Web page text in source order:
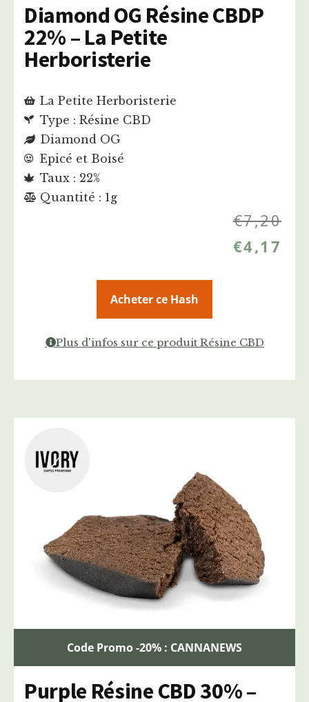
Diamond OG Résine CBDP
22% – La Petite
Herboristerie
La Petite Herboristerie
Type : Résine CBD
Diamond OG
Epicé et Boisé
Taux : 22%
Quantité : 1g
€7,20
€4,17
Acheter ce Hash
Plus d'infos sur ce produit Résine CBD
Code Promo -20% : CANNANEWS
Purple Résine CBD 30% –